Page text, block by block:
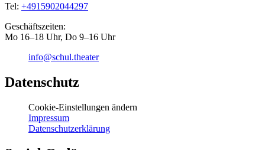
Tel: +4915902044297
Geschäftszeiten:
Mo 16–18 Uhr, Do 9–16 Uhr
info@schul.theater
Datenschutz
Cookie-Einstellungen ändern
Impressum
Datenschutzerklärung